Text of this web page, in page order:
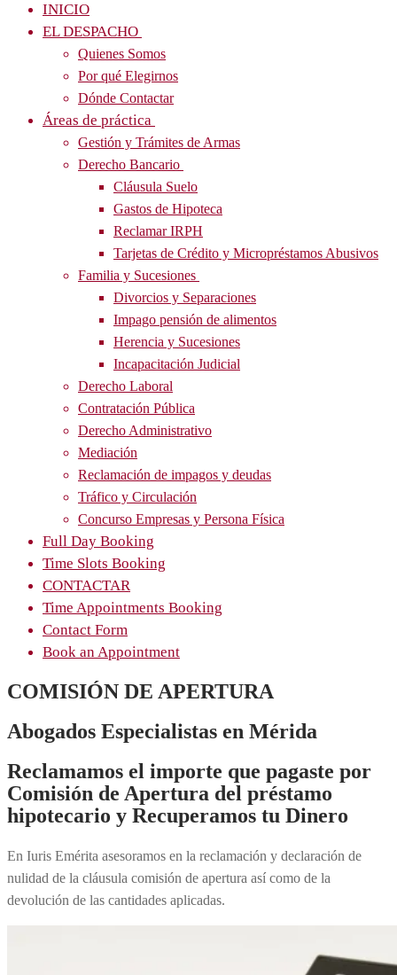
INICIO
EL DESPACHO
Quienes Somos
Por qué Elegirnos
Dónde Contactar
Áreas de práctica
Gestión y Trámites de Armas
Derecho Bancario
Cláusula Suelo
Gastos de Hipoteca
Reclamar IRPH
Tarjetas de Crédito y Micropréstamos Abusivos
Familia y Sucesiones
Divorcios y Separaciones
Impago pensión de alimentos
Herencia y Sucesiones
Incapacitación Judicial
Derecho Laboral
Contratación Pública
Derecho Administrativo
Mediación
Reclamación de impagos y deudas
Tráfico y Circulación
Concurso Empresas y Persona Física
Full Day Booking
Time Slots Booking
CONTACTAR
Time Appointments Booking
Contact Form
Book an Appointment
COMISIÓN DE APERTURA
Abogados Especialistas en Mérida
Reclamamos el importe que pagaste por
Comisión de Apertura del préstamo
hipotecario y Recuperamos tu Dinero
En Iuris Emérita asesoramos en la reclamación y declaración de
nulidad de la cláusula comisión de apertura así como de la
devolución de las cantidades aplicadas.